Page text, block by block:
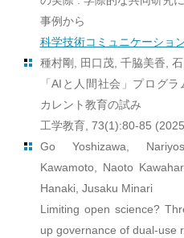
事例から
科学技術コミュニケーショ
種村剛, 田口茂, 千脇美香,
「AIと人間社会」プログ
カレント教育の試み
工学教育, 73(1):80-85
Go Yoshizawa,
Kawamoto, Naoto
Hanaki, Jusaku Minari
Limiting open science?
up governance of dual-use